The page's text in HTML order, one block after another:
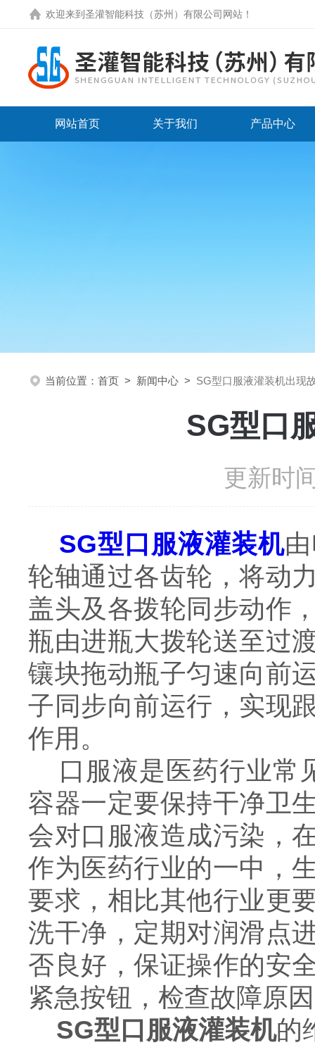
欢迎来到圣灌智能科技（苏州）有限公司网站！
网站首页 关于我们 产品中心
当前位置： 首页 > 新闻中心 > SG型口服液灌装机出现
SG型口
更新时
SG型口服液灌装机
轮轴通过各齿轮，将动
盖头及各拨轮同步动作
瓶由进瓶大拨轮送至过
镶块拖动瓶子匀速向前
子同步向前运行，实现
作用。
口服液是医药行业常
容器一定要保持干净卫
会对口服液造成污染，
作为医药行业的一中，
要求，相比其他行业更
洗干净，定期对润滑点
否良好，保证操作的安
紧急按钮，检查故障原
SG型口服液灌装机的